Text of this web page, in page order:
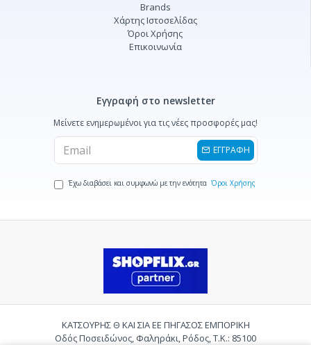
Brands
Χάρτης Ιστοσελίδας
Όροι Χρήσης
Επικοινωνία
Εγγραφή στο newsletter
Μείνετε ενημερωμένοι για τις νέες προσφορές μας!
ΕΓΓΡΑΦΗ
Έχω διαβάσει και συμφωνώ με την ενότητα Όροι Χρήσης
ΚΑΤΣΟΥΡΗΣ Θ ΚΑΙ ΣΙΑ ΕΕ ΠΗΓΑΣΟΣ ΕΜΠΟΡΙΚΗ
Οδός Ποσειδώνος, Φαληράκι, Ρόδος, Τ.Κ.: 85100